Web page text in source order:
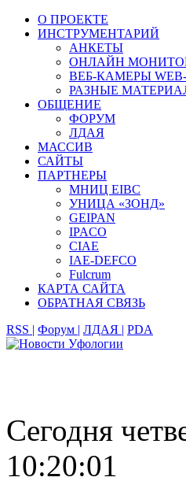
О ПРОЕКТЕ
ИНСТРУМЕНТАРИЙ
АНКЕТЫ
ОНЛАЙН
ВЕБ-КАМЕРЫ
РАЗНЫЕ
ОБЩЕНИЕ
ФОРУМ
ЛДАЯ
МАССИВ
САЙТЫ
ПАРТНЕРЫ
МНИЦ EIBC
УНИЦА «ЗОНД»
GEIPAN
IPACO
CIAE
IAE-DEFCO
Fulcrum
КАРТА САЙТА
ОБРАТНАЯ СВЯЗЬ
RSS | Форум | ЛДАЯ | PDA
Сегодня
10:20:02